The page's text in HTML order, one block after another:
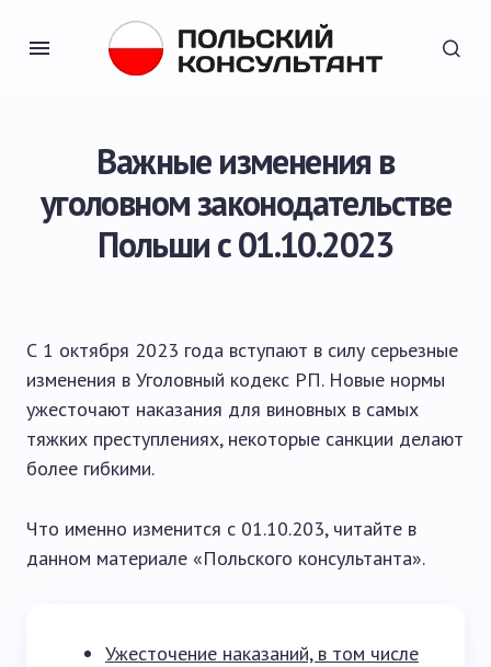
Важные изменения в
уголовном законодательстве
Польши с 01.10.2023
С 1 октября 2023 года вступают в силу серьезные
изменения в Уголовный кодекс РП. Новые нормы
ужесточают наказания для виновных в самых
тяжких преступлениях, некоторые санкции делают
более гибкими.
Что именно изменится с 01.10.203, читайте в
данном материале «Польского консультанта».
Ужесточение наказаний, в том числе